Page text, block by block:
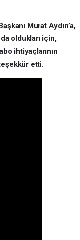
Murat Aydın’a,
oldukları için,
ihtiyaçlarının
etti.